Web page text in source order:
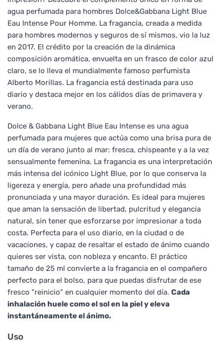
agua perfumada para hombres Dolce&Gabbana Light Blue
Eau Intense Pour Homme. La fragancia, creada a medida
para hombres modernos y seguros de sí mismos, vio la luz
en 2017. El crédito por la creación de la dinámica
composición aromática, envuelta en un frasco de color azul
claro, se lo lleva el mundialmente famoso perfumista
Alberto Morillas. La fragancia está destinada para uso
diario y destaca mejor en los cálidos días de primavera y
verano.
Dolce & Gabbana Light Blue Eau Intense es una agua
perfumada para mujeres que actúa como una brisa pura de
un día de verano junto al mar: fresca, chispeante y a la vez
sensualmente femenina. La fragancia es una interpretación
más intensa del icónico Light Blue, por lo que conserva la
ligereza y energía, pero añade una profundidad más
pronunciada y una mayor duración. Es ideal para mujeres
que aman la sensación de libertad, pulcritud y elegancia
natural, sin tener que esforzarse por impresionar a toda
costa. Perfecta para el uso diario, en la ciudad o de
vacaciones, y capaz de resaltar el estado de ánimo cuando
quieres ser vista, con nobleza y encanto. El práctico
tamaño de 25 ml convierte a la fragancia en el compañero
perfecto para el bolso, para que puedas disfrutar de ese
fresco "reinicio" en cualquier momento del día. Cada
inhalación huele como el sol en la piel y eleva
instantáneamente el ánimo.
Uso